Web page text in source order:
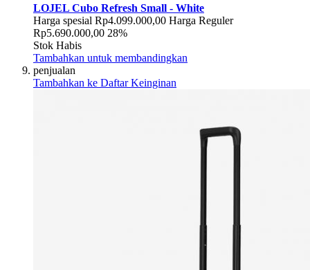
LOJEL Cubo Refresh Small - White
Harga spesial Rp4.099.000,00 Harga Reguler
Rp5.690.000,00 28%
Stok Habis
Tambahkan untuk membandingkan
penjualan
Tambahkan ke Daftar Keinginan